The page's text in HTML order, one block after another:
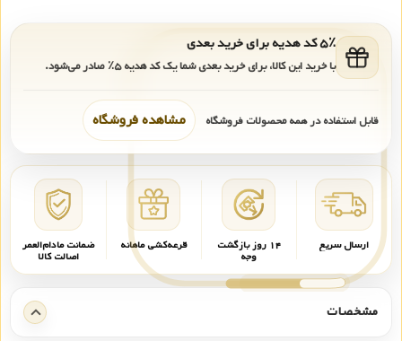
۵٪ کد هدیه برای خرید بعدی
با خرید این کالا، برای خرید بعدی شما یک کد هدیه۵٪ صادر می‌شود.
قابل استفاده در همه محصولات فروشگاه مشاهده فروشگاه
ارسال سریع ۱۴ روز بازگشت
وجه
قرعه‌کشی ماهانه ضمانت مادام‌العمر
اصالت کالا
مشخصات